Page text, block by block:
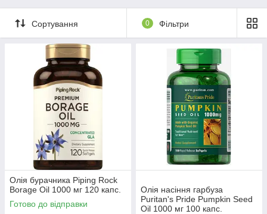
Сортування 0 Фільтри
Олія бурачника Piping Rock
Borage Oil 1000 мг 120 капс.
Готово до відправки
Олія насіння гарбуза
Puritan's Pride Pumpkin Seed
Oil 1000 мг 100 капс.